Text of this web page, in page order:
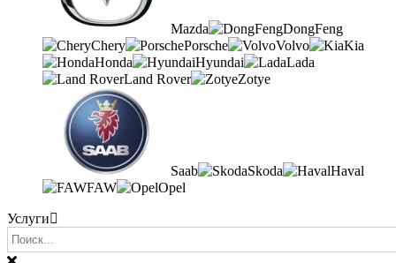
Mazda
DongFeng
Chery
Porsche Volvo
Kia
Honda
Hyundai
Lada
Land Rover
Zotye
Saab Skoda
Haval
FAW
Opel
Услуги